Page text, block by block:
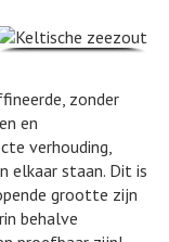
zonder
en
verhouding,
elkaar staan. Dit is
grootte zijn
behalve